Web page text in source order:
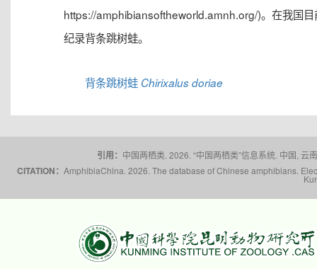
https://amphibiansoftheworld.amnh.org/)。在我国目
纪录背条跳树蛙。
背条跳树蛙 Chirixalus doriae
引用： 中国两栖类. 2026. “中国两栖类”信息系统. 中国,
CITATION： AmphibiaChina. 2026. The database of Chinese amphibians.